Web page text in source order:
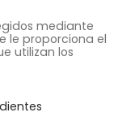
mediante
le proporciona el
utilizan los